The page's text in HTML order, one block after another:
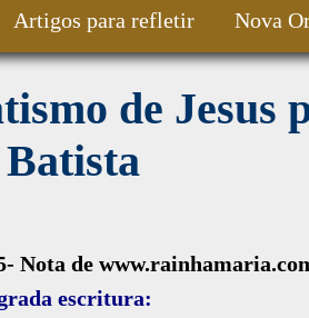
Artigos para refletir Nova
de Jesus
Nota de
escritura: